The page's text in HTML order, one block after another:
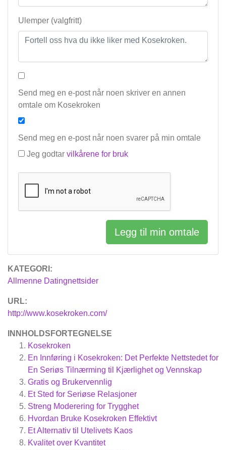
KATEGORI:
Allmenne Datingnettsider
URL:
http://www.kosekroken.com/
INNHOLDSFORTEGNELSE
Kosekroken
En Innføring i Kosekroken: Det Perfekte Nettstedet for
En Seriøs Tilnærming til Kjærlighet og Vennskap
Gratis og Brukervennlig
Et Sted for Seriøse Relasjoner
Streng Moderering for Trygghet
Hvordan Bruke Kosekroken Effektivt
Et Alternativ til Utelivets Kaos
Kvalitet over Kvantitet
Ulemper (valgfritt)
Send meg en e-post når noen skriver en annen
omtale om Kosekroken
Send meg en e-post når noen svarer på min omtale
Jeg godtar vilkårene for bruk
Legg til min omtale